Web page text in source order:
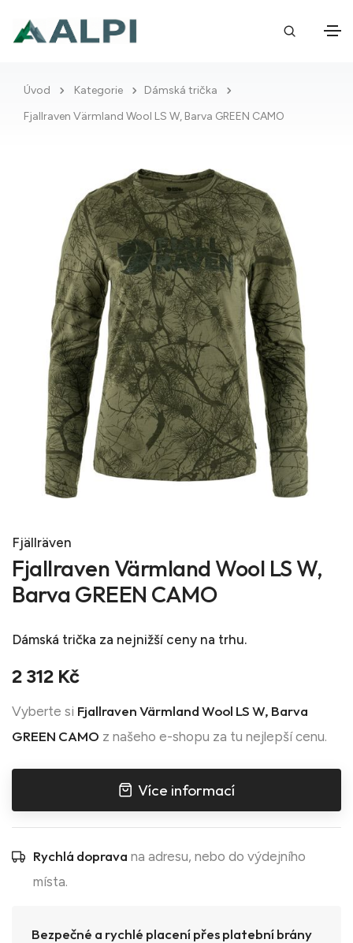
Úvod Kategorie
Dámská trička
Fjallraven Värmland Wool LS W, Barva GREEN CAMO
Fjällräven
Fjallraven Värmland Wool LS W,
Barva GREEN CAMO
Dámská trička za nejnižší ceny na trhu.
2 312 Kč
Vyberte si Fjallraven Värmland Wool LS W, Barva
GREEN CAMO z našeho e-shopu za tu nejlepší cenu.
Více informací
Rychlá doprava na adresu, nebo do výdejního
místa.
Bezpečné a rychlé placení přes platební brány